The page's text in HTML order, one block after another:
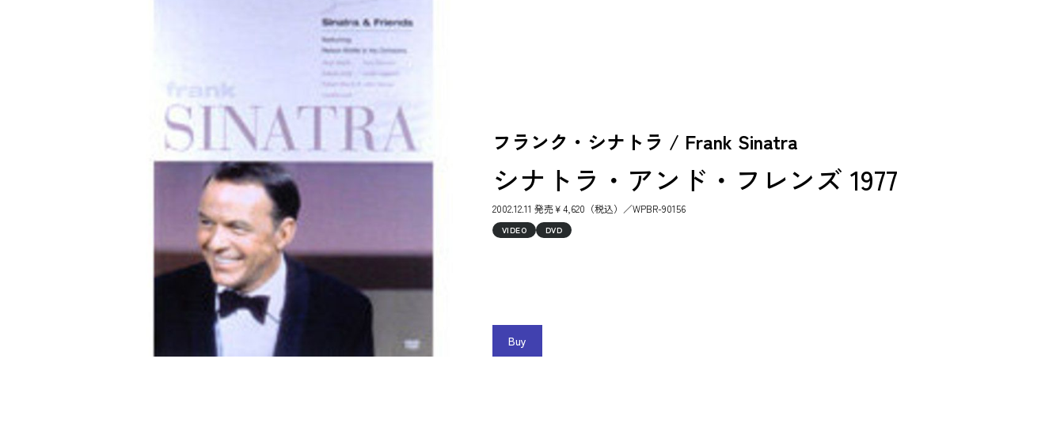
フランク・シナトラ / Frank Sinatra
シナトラ・アンド・フレンズ 1977
2002.12.11 発売￥4,620（税込）／WPBR-90156
VIDEO DVD
Buy